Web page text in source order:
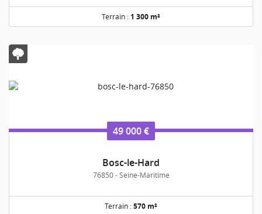
Terrain : 1 300 m²
49 000 €
Bosc-le-Hard
76850 - Seine-Maritime
Terrain :570 m²